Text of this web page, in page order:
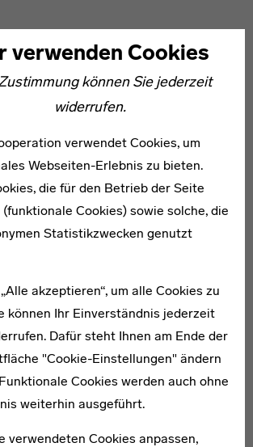
verwenden Cookies
können Sie jederzeit
widerrufen.
verwendet Cookies, um
Webseiten-Erlebnis zu bieten.
die für den Betrieb der Seite
Cookies) sowie solche, die
Statistikzwecken genutzt
akzeptieren“, um alle Cookies zu
können Ihr Einverständnis jederzeit
Dafür steht Ihnen am Ende der
"Cookie-Einstellungen" ändern
Cookies werden auch ohne
weiterhin ausgeführt.
verwendeten Cookies anpassen,
ARTIKEL ZUM THEMA